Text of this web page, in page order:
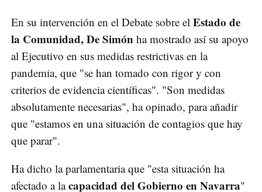
En su intervención en el Debate sobre el Estado de
la Comunidad, De Simón ha mostrado así su apoyo
al Ejecutivo en sus medidas restrictivas en la
pandemia, que "se han tomado con rigor y con
criterios de evidencia científicas". "Son medidas
absolutamente necesarias", ha opinado, para añadir
que "estamos en una situación de contagios que hay
que parar".
Ha dicho la parlamentaria que "esta situación ha
afectado a lacapacidad del Gobierno en Navarra"